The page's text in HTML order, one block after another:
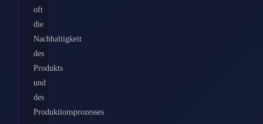
oft
die
Nachhaltigkeit
des
Produkts
und
des
Produktionsprozesses